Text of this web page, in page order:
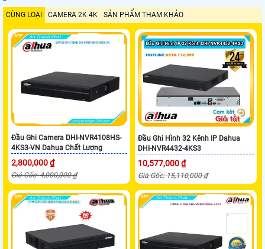
CÙNG LOẠI CAMERA 2K 4K SẢN PHẨM THAM KHẢO
Đầu Ghi Camera DHI-NVR4108HS-
4KS3-VN Dahua Chất Lượng
2,800,000 ₫
Giá Gốc: 4,000,000 ₫
Đầu Ghi Hình 32 Kênh IP Dahua
DHI-NVR4432-4KS3
10,577,000 ₫
Giá Gốc: 15,110,000 ₫